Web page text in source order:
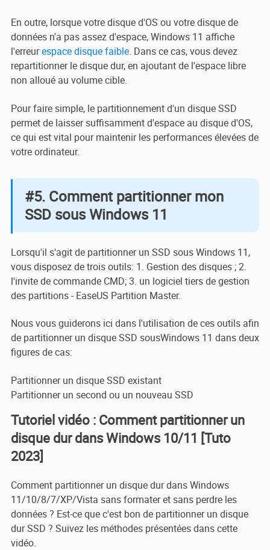
En outre, lorsque votre disque d'OS ou votre disque de
données n'a pas assez d'espace, Windows 11 affiche
l'erreurespace disque faible. Dans ce cas, vous devez
repartitionner le disque dur, en ajoutant de l'espace libre
non alloué au volume cible.
Pour faire simple, le partitionnement d'un disque SSD
permet de laisser suffisamment d'espace au disque d'OS,
ce qui est vital pour maintenir les performances élevées de
votre ordinateur.
#5. Comment partitionner mon
SSD sous Windows 11
Lorsqu'il s'agit de partitionner un SSD sous Windows 11,
vous disposez de trois outils: 1. Gestion des disques ; 2.
l'invite de commande CMD; 3. un logiciel tiers de gestion
des partitions - EaseUS Partition Master.
Nous vous guiderons ici dans l'utilisation de ces outils afin
de partitionner un disque SSD sousWindows 11 dans deux
figures de cas:
Partitionner un disque SSD existant
Partitionner un second ou un nouveau SSD
Tutoriel vidéo : Comment partitionner un
disque dur dans Windows 10/11 [Tuto
2023]
Comment partitionner un disque dur dans Windows
11/10/8/7/XP/Vista sans formater et sans perdre les
données ? Est-ce que c'est bon de partitionner un disque
dur SSD ? Suivez les méthodes présentées dans cette
vidéo.